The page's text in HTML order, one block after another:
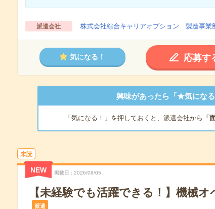
派遣会社 株式会社綜合キャリアオプション 製造事業
気になる！ 応募す
興味があったら「★気になる
「気になる！」を押しておくと、派遣会社から 「
未読
NEW 掲載日 2026/08/05
【未経験でも活躍できる！】機械
派遣